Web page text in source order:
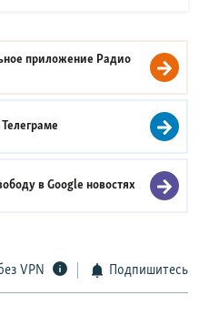
приложение Радио
Телеграме
вGoogle новостях
VPN Подпишитесь